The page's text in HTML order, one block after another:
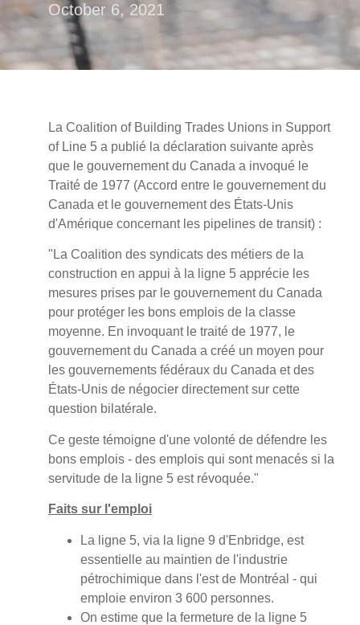
October 6, 2021
La Coalition of Building Trades Unions in Support
of Line 5 a publié la déclaration suivante après
que le gouvernement du Canada a invoqué le
Traité de 1977 (Accord entre le gouvernement du
Canada et le gouvernement des États-Unis
d'Amérique concernant les pipelines de transit) :
"La Coalition des syndicats des métiers de la
construction en appui à la ligne 5 apprécie les
mesures prises par le gouvernement du Canada
pour protéger les bons emplois de la classe
moyenne. En invoquant le traité de 1977, le
gouvernement du Canada a créé un moyen pour
les gouvernements fédéraux du Canada et des
États-Unis de négocier directement sur cette
question bilatérale.
Ce geste témoigne d'une volonté de défendre les
bons emplois - des emplois qui sont menacés si la
servitude de la ligne 5 est révoquée."
Faits sur l'emploi
La ligne 5, via la ligne 9 d'Enbridge, est
essentielle au maintien de l'industrie
pétrochimique dans l'est de Montréal - qui
emploie environ 3 600 personnes.
On estime que la fermeture de la ligne 5